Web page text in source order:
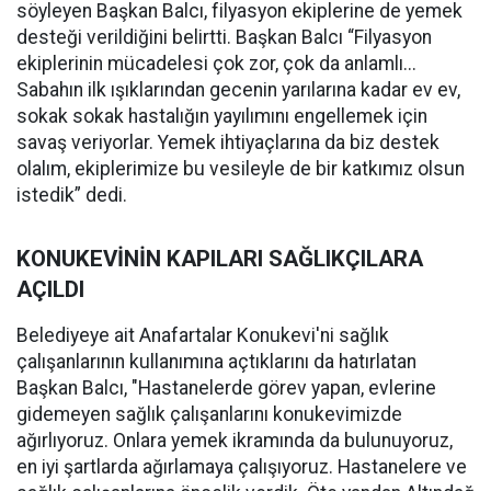
söyleyen Başkan Balcı, filyasyon ekiplerine de yemek
desteği verildiğini belirtti. Başkan Balcı “Filyasyon
ekiplerinin mücadelesi çok zor, çok da anlamlı...
Sabahın ilk ışıklarından gecenin yarılarına kadar ev ev,
sokak sokak hastalığın yayılımını engellemek için
savaş veriyorlar. Yemek ihtiyaçlarına da biz destek
olalım, ekiplerimize bu vesileyle de bir katkımız olsun
istedik” dedi.
KONUKEVİNİN KAPILARI SAĞLIKÇILARA
AÇILDI
Belediyeye ait Anafartalar Konukevi'ni sağlık
çalışanlarının kullanımına açtıklarını da hatırlatan
Başkan Balcı, "Hastanelerde görev yapan, evlerine
gidemeyen sağlık çalışanlarını konukevimizde
ağırlıyoruz. Onlara yemek ikramında da bulunuyoruz,
en iyi şartlarda ağırlamaya çalışıyoruz. Hastanelere ve